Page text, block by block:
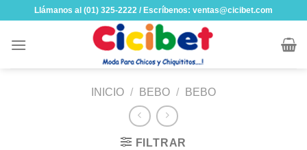
content
Llámanos al (01) 325-2222 / Escríbenos: ventas@cicibet.com
INICIO / BEBO / BEBO
FILTRAR